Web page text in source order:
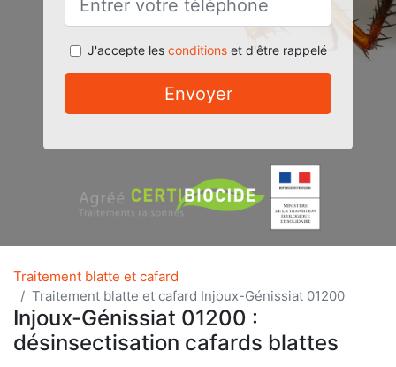
J'accepte les conditionset d'être rappelé
Envoyer
Traitement blatte et cafard
Traitement blatte et cafard Injoux-Génissiat 01200
Injoux-Génissiat 01200 :
désinsectisation cafards blattes